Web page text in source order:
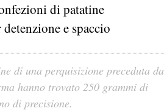
di patatine
e spaccio
di una perquisizione preceduta da
hanno trovato 250 grammi di
di precisione.